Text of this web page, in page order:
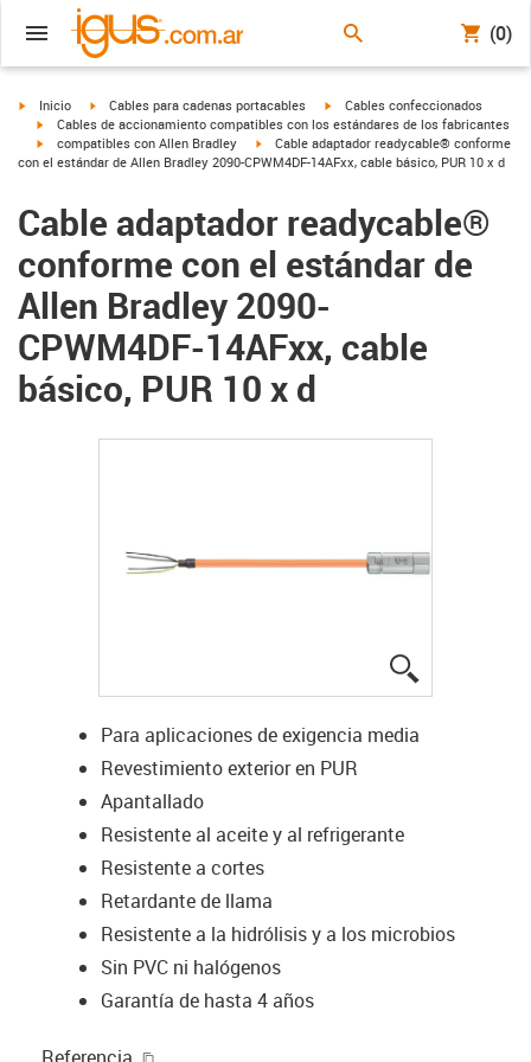
(0)
igus-icon-arrow-right
Inicio igus-icon-arrow-right
Cables para cadenas portacables igus-icon-arrow-right
Cables confeccionados
igus-icon-arrow-right
Cables de accionamiento compatibles con los estándares de los fabricantes
igus-icon-arrow-right
compatibles con Allen Bradley igus-icon-arrow-right
Cable adaptador readycable® conforme
con el estándar de Allen Bradley 2090-CPWM4DF-14AFxx, cable básico, PUR 10 x d
Cable adaptador readycable®
conforme con el estándar de
Allen Bradley 2090-
CPWM4DF-14AFxx, cable
básico, PUR 10 x d
Para aplicaciones de exigencia media
Revestimiento exterior en PUR
Apantallado
Resistente al aceite y al refrigerante
Resistente a cortes
Retardante de llama
Resistente a la hidrólisis y a los microbios
Sin PVC ni halógenos
Garantía de hasta 4 años
Referencia